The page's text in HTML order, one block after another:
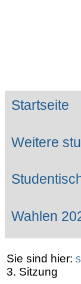
Website
Suche…
Sektionen
Startseite
Weitere
Wahlen
Sie sind hier:
3. Sitzung